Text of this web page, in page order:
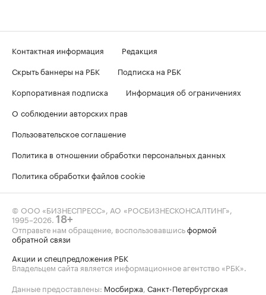
Контактная информация
Редакция
Скрыть баннеры на РБК
Подписка на РБК
Корпоративная подписка
Информация об ограничениях
О соблюдении авторских прав
Пользовательское соглашение
Политика в отношении обработки персональных данных
Политика обработки файлов cookie
© ООО «БИЗНЕСПРЕСС», АО «РОСБИЗНЕСКОНСАЛТИНГ»,
1995–2026. 18+
Отправьте нам обращение, воспользовавшисьформой
обратной связи
Акции и спецпредложения РБК
Владельцем сайта является информационное агентство «РБК».
Данные предоставлены: Мосбиржа, Санкт-Петербургская